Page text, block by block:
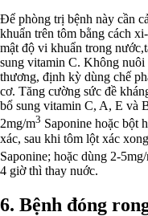
Để phòng trị bệnh này cần
khuẩn trên tôm bằng cách
mật độ vi khuẩn trong
sung vitamin C. Không nuôi
thương, định kỳ dùng chế
cơ. Tăng cường sức đề
bổ sung vitamin C, A, E và
2mg/m3 Saponine hoặc bột
xác, sau khi tôm lột xác
Saponine; hoặc dùng 2-
4 giờ thì thay nuớc.
6. Bệnh đóng